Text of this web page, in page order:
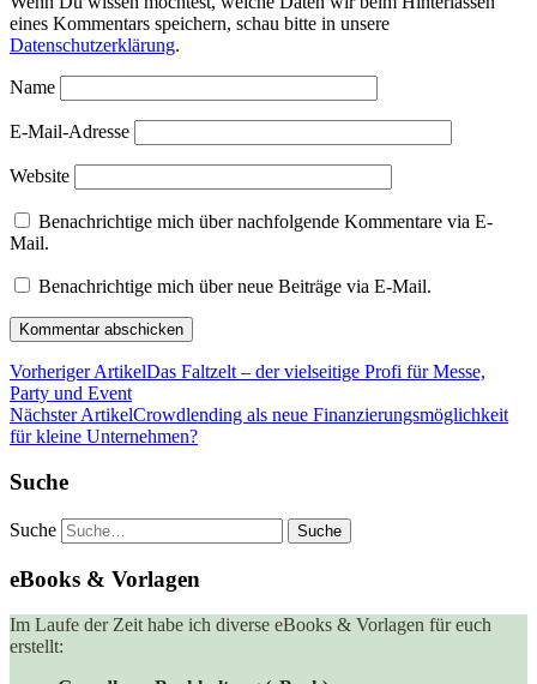
eines Kommentars speichern, schau bitte in unsere
Datenschutzerklärung.
Name
E-Mail-Adresse
Website
Benachrichtige mich über nachfolgende Kommentare via E-
Mail.
Benachrichtige mich über neue Beiträge via E-Mail.
Vorheriger ArtikelDas Faltzelt – der vielseitige Profi für Messe,
Party und Event
Nächster ArtikelCrowdlending als neue Finanzierungsmöglichkeit
für kleine Unternehmen?
Suche
Suche
eBooks & Vorlagen
Im Laufe der Zeit habe ich diverse eBooks & Vorlagen für euch
erstellt: